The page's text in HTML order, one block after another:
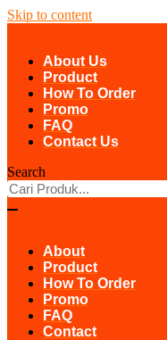
Skip to content
About Us
Product
How To Order
Promo
FAQ
Contact Us
Search
About
Product
How To Order
Promo
FAQ
Contact